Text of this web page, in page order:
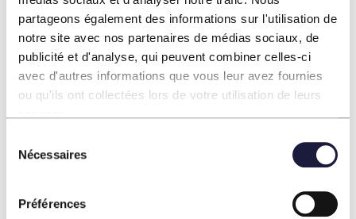
partageons également des informations sur l'utilisation de
notre site avec nos partenaires de médias sociaux, de
publicité et d'analyse, qui peuvent combiner celles-ci
avec d'autres informations que vous leur avez fournies
ou qu'ils ont collectées lors de votre utilisation de leurs
Nécessaires
Préférences
exceptionnelle sur leur facture d’électricité verte.
L’objectif est de proposer un avantage concret
aux habitants et de renforcer leur lien avec la
production d’énergies renouvelables sur le
territoire.Cette offre pourrait s’appliquer dès la
mise en service de la centrale et selon des
modalités actuellement en discussion.